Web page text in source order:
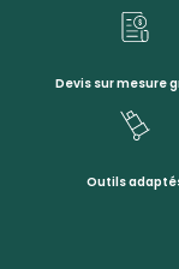
Devis sur mesure
Outils